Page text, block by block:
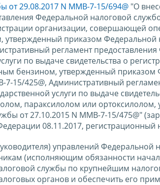
от 29.08.2017 N ММВ-7-15/694@ "О
Федеральной налоговой
организации, совершающей
приказом Федеральной
регламент
по выдаче свидетельства о
бензином, утвержденный приказом
15/425@, Административный
услуги по выдаче
параксилолом или ортоксилолом,
от 27.10.2015 N ММВ-7-15/475@"
08.11.2017, регистрационный
управлений Федеральной
(исполняющим обязанности
службы по крупнейшим
органов и обеспечить его